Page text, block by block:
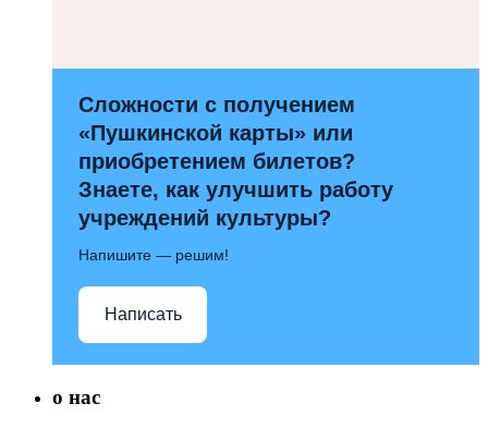
Сложности с получением
«Пушкинской карты» или
приобретением билетов?
Знаете, как улучшить работу
учреждений культуры?
Напишите — решим!
Написать
о нас